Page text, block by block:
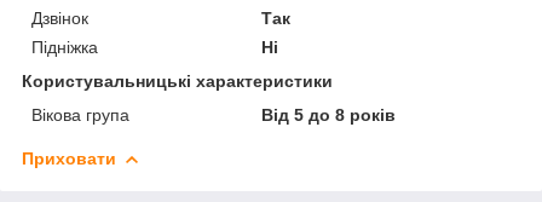
Дзвінок
Так
Підніжка
Ні
Користувальницькі характеристики
Вікова група
Від 5 до 8 років
Приховати